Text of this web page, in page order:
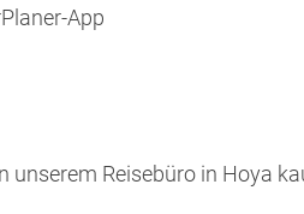
App
unserem Reisebüro in Hoya